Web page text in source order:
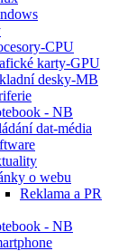
CPU
karty-GPU
desky-MB
- NB
dat-média
o webu
Reklama a PR
- NB